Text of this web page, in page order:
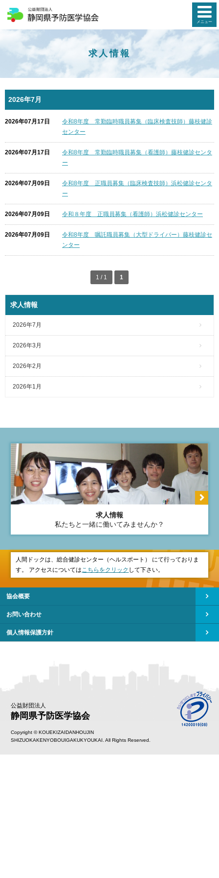
メニュー
求人情報
2026年7月
2026年07月17日
令和8年度 常勤臨時職員募集（臨床検査技師）藤枝健診
センター
2026年07月17日
令和8年度 常勤臨時職員募集（看護師）藤枝健診センタ
ー
2026年07月09日
令和8年度 正職員募集（臨床検査技師）浜松健診センタ
ー
2026年07月09日 令和８年度 正職員募集（看護師）浜松健診センター
2026年07月09日
令和8年度 嘱託職員募集（大型ドライバー）藤枝健診セ
ンター
1 / 1 1
求人情報
2026年7月
2026年3月
2026年2月
2026年1月
求人情報
私たちと一緒に働いてみませんか？
人間ドックは、総合健診センター（ヘルスポート） にて行っておりま
す。 アクセスについてはこちらをクリック して下さい。
協会概要
お問い合わせ
個人情報保護方針
公益財団法人
静岡県予防医学協会
Copyright © KOUEKIZAIDANHOUJIN
SHIZUOKAKENYOBOUIGAKUKYOUKAI. All Rights Reserved.